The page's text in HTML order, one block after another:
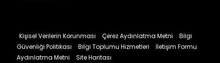
Kişisel Verilerin Korunması Çerez Aydınlatma Metni
Bilgi
Güvenliği Politikası
Bilgi Toplumu Hizmetleri
İletişim Formu
Aydınlatma Metni
Site Haritası